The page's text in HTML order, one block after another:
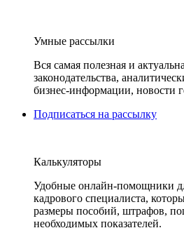
Умные рассылки
Вся самая полезная и
законодательства,
бизнес-информации, новости
Подписаться на рассылку
Калькуляторы
Удобные онлайн-помощники
кадрового специалиста,
размеры пособий, штрафов,
необходимых показателей.